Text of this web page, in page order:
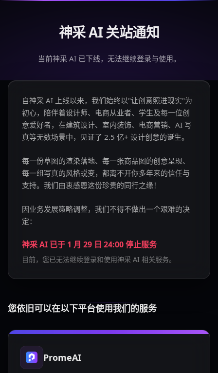
神采 AI 关站通知
当前神采 AI 已下线，无法继续登录与使用。
自神采 AI 上线以来，我们始终以"让创意照进现实"为
初心，陪伴着设计师、电商从业者、学生及每一位创
意爱好者，在建筑设计、室内装饰、电商营销、AI 写
真等无数场景中，见证了 2.5 亿+ 设计创意的诞生。
每一份草图的渲染落地、每一张商品图的创意呈现、
每一组写真的风格蜕变，都离不开你多年来的信任与
支持。我们由衷感恩这份珍贵的同行之缘！
因业务发展策略调整，我们不得不做出一个艰难的决
定：
神采 AI 已于 1 月 29 日 24:00 停止服务
目前，您已无法继续登录和使用神采 AI 相关服务。
您依旧可以在以下平台使用我们的服务
PromeAI